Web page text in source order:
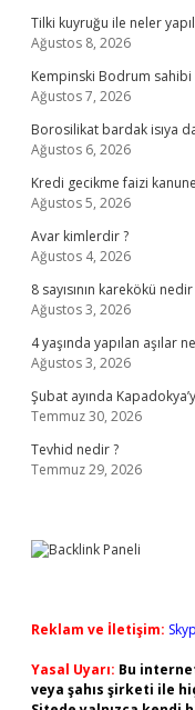
Tilki kuyruğu ile neler
Ağustos 8, 2026
Kempinski Bodrum sahibi
Ağustos 7, 2026
Borosilikat bardak isıya
Ağustos 6, 2026
Kredi gecikme faizi
Ağustos 5, 2026
Avar kimlerdir ?
Ağustos 4, 2026
8 sayısının karekökü nedir
Ağustos 3, 2026
4 yaşında yapılan aşılar
Ağustos 3, 2026
Şubat ayında
Temmuz 30, 2026
Tevhid nedir ?
Temmuz 29, 2026
Reklam ve İletişim:
Yasal Uyarı: Bu
veya şahıs şirketi ile